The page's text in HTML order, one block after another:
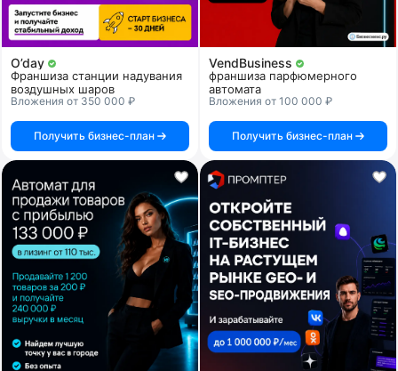
O’day
Франшиза станции надувания
воздушных шаров
Вложения от 350 000 ₽
Получить бизнес-план
VendBusiness
франшиза парфюмерного
автомата
Вложения от 100 000 ₽
Получить бизнес-план